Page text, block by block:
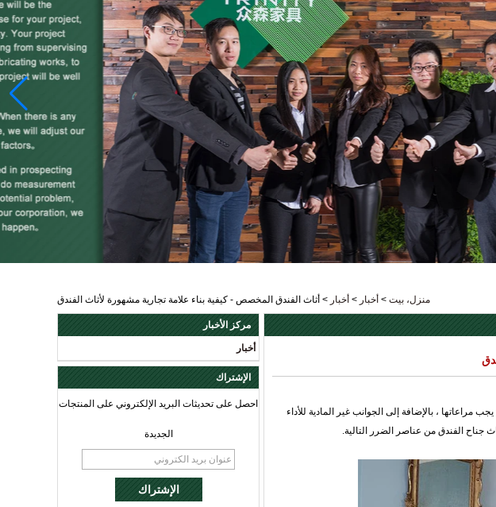
منزل، بيت > أخبار > أخبار > أثاث الفندق المخصص - كيفية بناء علامة تجارية مشهورة لأثاث الفندق
مركز الأخبار
أخبار
الإشتراك
احصل على تحديثات البريد الإلكتروني على المنتجات
الجديدة
، بالإضافة إلى الجوانب غير المادية للأداء
الفندق من عناصر الضرر التالية.